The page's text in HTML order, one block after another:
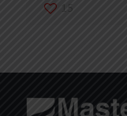
15